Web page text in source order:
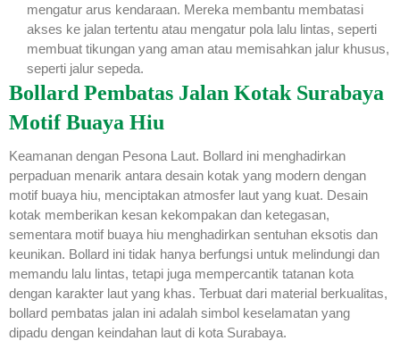
mengatur arus kendaraan. Mereka membantu membatasi
akses ke jalan tertentu atau mengatur pola lalu lintas, seperti
membuat tikungan yang aman atau memisahkan jalur khusus,
seperti jalur sepeda.
Bollard Pembatas Jalan Kotak Surabaya
Motif Buaya Hiu
Keamanan dengan Pesona Laut. Bollard ini menghadirkan
perpaduan menarik antara desain kotak yang modern dengan
motif buaya hiu, menciptakan atmosfer laut yang kuat. Desain
kotak memberikan kesan kekompakan dan ketegasan,
sementara motif buaya hiu menghadirkan sentuhan eksotis dan
keunikan. Bollard ini tidak hanya berfungsi untuk melindungi dan
memandu lalu lintas, tetapi juga mempercantik tatanan kota
dengan karakter laut yang khas. Terbuat dari material berkualitas,
bollard pembatas jalan ini adalah simbol keselamatan yang
dipadu dengan keindahan laut di kota Surabaya.